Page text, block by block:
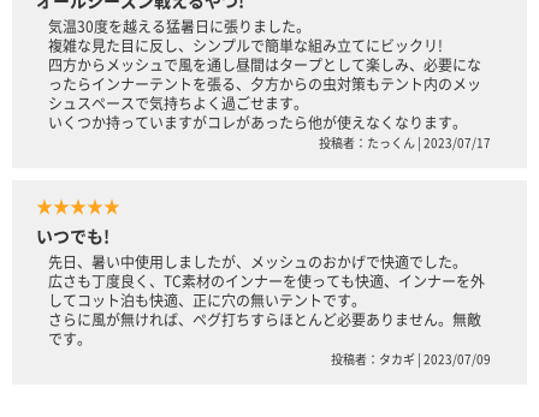
気温30度を越える猛暑日に張りました。
複雑な見た目に反し、シンプルで簡単な組み立てにビックリ!
四方からメッシュで風を通し昼間はタープとして楽しみ、必要にな
ったらインナーテントを張る、夕方からの虫対策もテント内のメッ
シュスペースで気持ちよく過ごせます。
いくつか持っていますがコレがあったら他が使えなくなります。
投稿者：たっくん | 2023/07/17
★★★★★
いつでも!
先日、暑い中使用しましたが、メッシュのおかげで快適でした。
広さも丁度良く、TC素材のインナーを使っても快適、インナーを外
してコット泊も快適、正に穴の無いテントです。
さらに風が無ければ、ペグ打ちすらほとんど必要ありません。無敵
です。
投稿者：タカギ | 2023/07/09